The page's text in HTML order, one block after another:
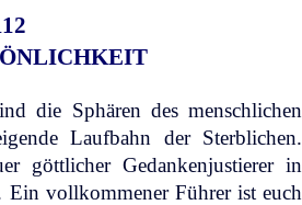
die Sphären des menschlichen
Laufbahn der Sterblichen.
göttlicher Gedankenjustierer in
Ein vollkommener Führer ist euch